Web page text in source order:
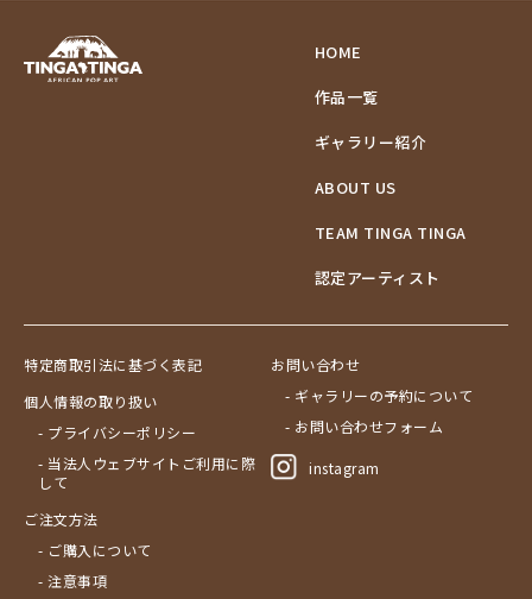
HOME
作品一覧
ギャラリー紹介
ABOUT US
TEAM TINGA TINGA
認定アーティスト
特定商取引法に基づく表記
個人情報の取り扱い
- プライバシーポリシー
- 当法人ウェブサイトご利用に際
して
ご注文方法
- ご購入について
- 注意事項
お問い合わせ
- ギャラリーの予約について
- お問い合わせフォーム
instagram